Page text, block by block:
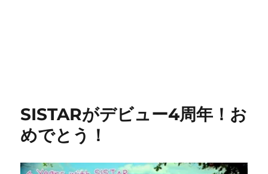
SISTARがデビュー4周年！お
めでとう！